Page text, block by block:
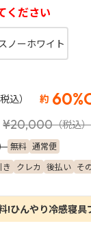
ください
スノーホワイト
税込） 約
¥20,000（税込）
無料 通常便
クレカ 後払い そ
!ひんやり冷感寝